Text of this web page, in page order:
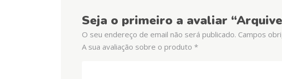
Seja o primeiro a avaliar
O seu endereço de email não será publicado. Campos
A sua avaliação sobre o produto *